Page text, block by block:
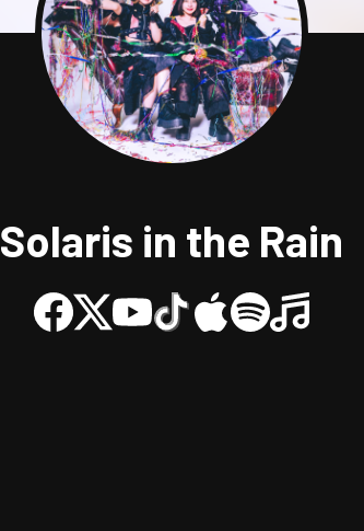
Solaris in the Rain